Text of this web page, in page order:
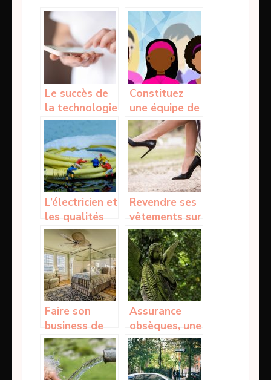
Le succès de
la technologie
mobile
Constituez
une équipe de
service
clientèle
solide
L’électricien et
les qualités
requises par
ses services
Revendre ses
vêtements sur
Internet
Faire son
business de
chez soi
Assurance
obsèques, une
prise en
charge
complète